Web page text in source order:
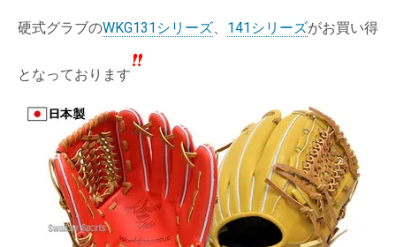
硬式グラブのWKG131シリーズ、 141シリーズがお買い得
となっております